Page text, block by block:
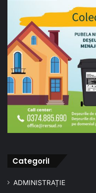
CategoriI
ADMINISTRAȚIE